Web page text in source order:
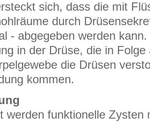
sich, dass die mit
durch
- abgegeben werden
in der Drüse, die in
die Drüsen
kommen.
werden funktionelle Zysten